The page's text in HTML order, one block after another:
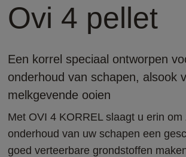
Ovi 4 pellet
Een korrel speciaal ontworpen
onderhoud van schapen, alsook
melkgevende ooien
Met OVI 4 KORREL slaagt u erin
onderhoud van uw schapen een
goed verteerbare grondstoffen